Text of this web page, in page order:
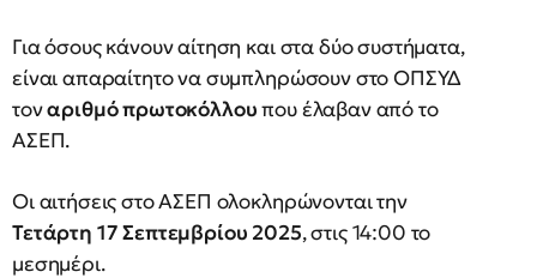
Για όσους κάνουν αίτηση και στα δύο συστήματα,
είναι απαραίτητο να συμπληρώσουν στο ΟΠΣΥΔ
τοναριθμό πρωτοκόλλουπου έλαβαν από το
ΑΣΕΠ.
Οι αιτήσεις στο ΑΣΕΠ ολοκληρώνονται την
Τετάρτη 17 Σεπτεμβρίου 2025, στις 14:00 το
μεσημέρι.